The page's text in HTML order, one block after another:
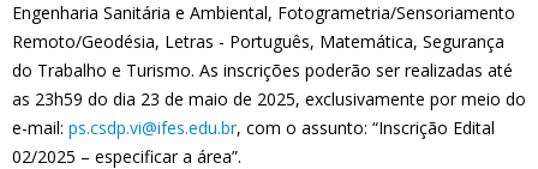
Engenharia Sanitária e Ambiental, Fotogrametria/Sensoriamento
Remoto/Geodésia, Letras - Português, Matemática, Segurança
do Trabalho e Turismo. As inscrições poderão ser realizadas até
as 23h59 do dia 23 de maio de 2025, exclusivamente por meio do
e-mail: ps.csdp.vi@ifes.edu.br, com o assunto: “Inscrição Edital
02/2025 – especificar a área”.